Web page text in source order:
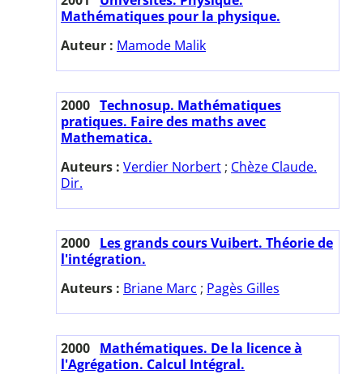
Mathématiques pour la physique.
Auteur : Mamode Malik
2000 Technosup. Mathématiques
pratiques. Faire des maths avec
Mathematica.
Auteurs : Verdier Norbert ; Chèze Claude.
Dir.
2000 Les grands cours Vuibert. Théorie de
l'intégration.
Auteurs : Briane Marc ; Pagès Gilles
2000 Mathématiques. De la licence à
l'Agrégation. Calcul Intégral.